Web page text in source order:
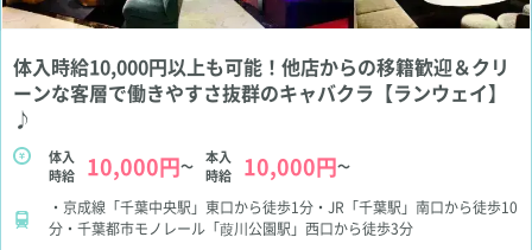
体入時給10,000円以上も可能！他店からの移籍歓迎＆クリ
ーンな客層で働きやすさ抜群のキャバクラ【ランウェイ】
♪
体入
時給
10,000円～
本入
時給
10,000円～
・京成線「千葉中央駅」東口から徒歩1分・JR「千葉駅」南口から徒歩10
分・千葉都市モノレール「葭川公園駅」西口から徒歩3分